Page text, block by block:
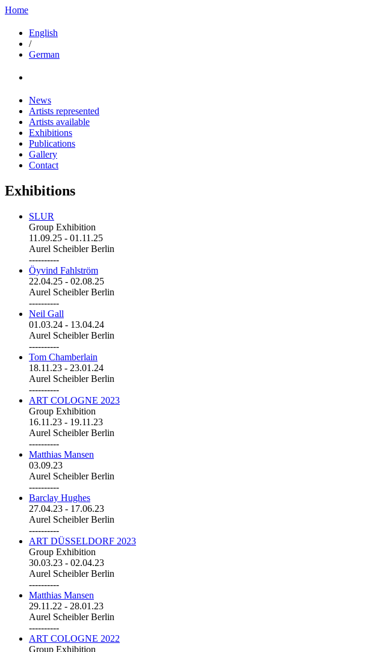
Home
English
/
German
News
Artists represented
Artists available
Exhibitions
Publications
Gallery
Contact
Exhibitions
SLUR
Group Exhibition
11.09.25 - 01.11.25
Aurel Scheibler Berlin
----------
Öyvind Fahlström
22.04.25 - 02.08.25
Aurel Scheibler Berlin
----------
Neil Gall
01.03.24 - 13.04.24
Aurel Scheibler Berlin
----------
Tom Chamberlain
18.11.23 - 23.01.24
Aurel Scheibler Berlin
----------
ART COLOGNE 2023
Group Exhibition
16.11.23 - 19.11.23
Aurel Scheibler Berlin
----------
Matthias Mansen
03.09.23
Aurel Scheibler Berlin
----------
Barclay Hughes
27.04.23 - 17.06.23
Aurel Scheibler Berlin
----------
ART DÜSSELDORF 2023
Group Exhibition
30.03.23 - 02.04.23
Aurel Scheibler Berlin
----------
Matthias Mansen
29.11.22 - 28.01.23
Aurel Scheibler Berlin
----------
ART COLOGNE 2022
Group Exhibition